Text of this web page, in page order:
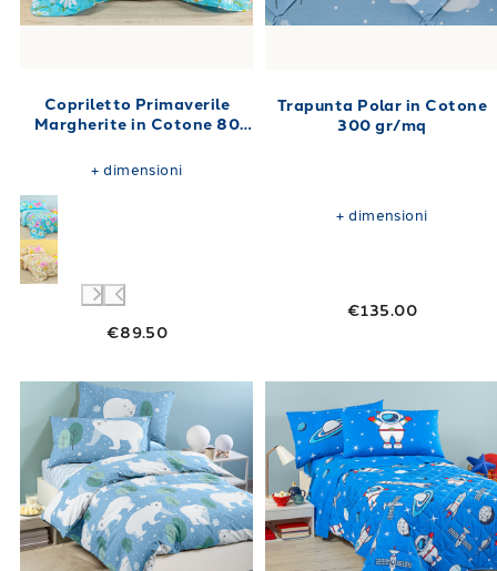
Copriletto Primaverile
Margherite in Cotone 80
€89.50
+dimensioni
Trapunta Polar in Cotone
300 gr/mq
€135.00
+dimensioni
Link to "